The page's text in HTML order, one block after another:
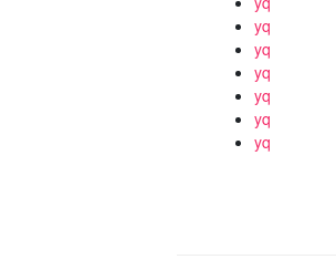
yq
yq
yq
yq
yq
yq